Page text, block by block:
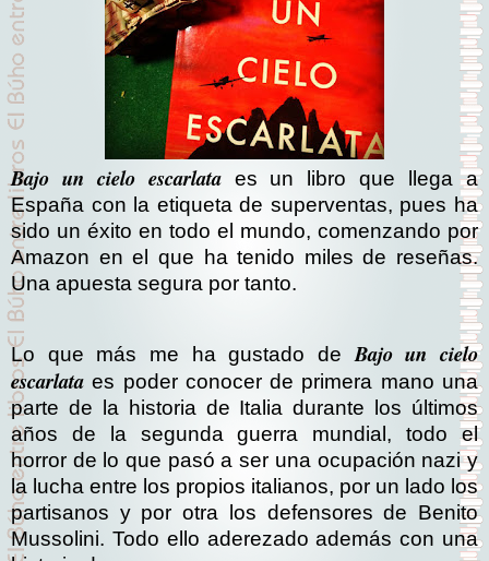
Bajo un cielo escarlataes un libro que llega a
España con la etiqueta de superventas, pues ha
sido un éxito en todo el mundo, comenzando por
Amazon en el que ha tenido miles de reseñas.
Una apuesta segura por tanto.
Lo que más me ha gustado de Bajo un cielo
escarlata es poder conocer de primera mano una
parte de la historia de Italia durante los últimos
años de la segunda guerra mundial, todo el
horror de lo que pasó a ser una ocupación nazi y
la lucha entre los propios italianos, por un lado los
partisanos y por otra los defensores de Benito
Mussolini. Todo ello aderezado además con una